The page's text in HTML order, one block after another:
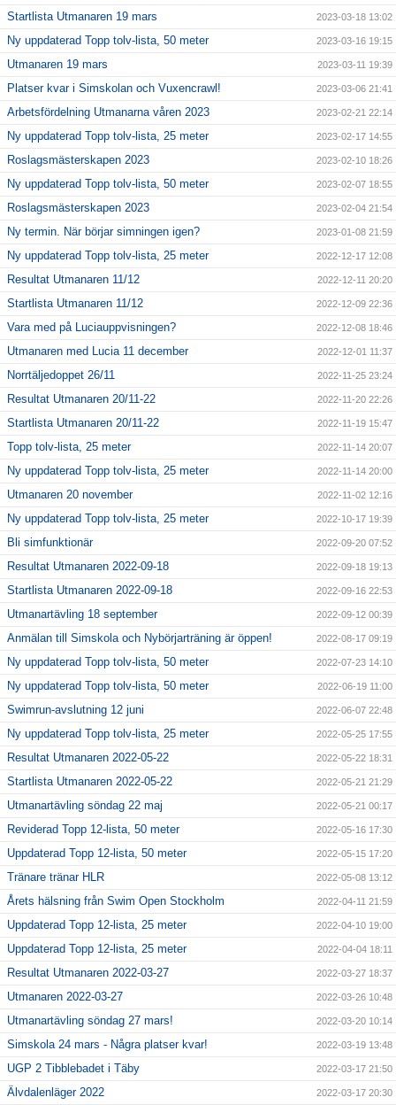
Startlista Utmanaren 19 mars 2023-03-18 13:02
Ny uppdaterad Topp tolv-lista, 50 meter 2023-03-16 19:15
Utmanaren 19 mars 2023-03-11 19:39
Platser kvar i Simskolan och Vuxencrawl! 2023-03-06 21:41
Arbetsfördelning Utmanarna våren 2023 2023-02-21 22:14
Ny uppdaterad Topp tolv-lista, 25 meter 2023-02-17 14:55
Roslagsmästerskapen 2023 2023-02-10 18:26
Ny uppdaterad Topp tolv-lista, 50 meter 2023-02-07 18:55
Roslagsmästerskapen 2023 2023-02-04 21:54
Ny termin. När börjar simningen igen? 2023-01-08 21:59
Ny uppdaterad Topp tolv-lista, 25 meter 2022-12-17 12:08
Resultat Utmanaren 11/12 2022-12-11 20:20
Startlista Utmanaren 11/12 2022-12-09 22:36
Vara med på Luciauppvisningen? 2022-12-08 18:46
Utmanaren med Lucia 11 december 2022-12-01 11:37
Norrtäljedoppet 26/11 2022-11-25 23:24
Resultat Utmanaren 20/11-22 2022-11-20 22:26
Startlista Utmanaren 20/11-22 2022-11-19 15:47
Topp tolv-lista, 25 meter 2022-11-14 20:07
Ny uppdaterad Topp tolv-lista, 25 meter 2022-11-14 20:00
Utmanaren 20 november 2022-11-02 12:16
Ny uppdaterad Topp tolv-lista, 25 meter 2022-10-17 19:39
Bli simfunktionär 2022-09-20 07:52
Resultat Utmanaren 2022-09-18 2022-09-18 19:13
Startlista Utmanaren 2022-09-18 2022-09-16 22:53
Utmanartävling 18 september 2022-09-12 00:39
Anmälan till Simskola och Nybörjarträning är öppen! 2022-08-17 09:19
Ny uppdaterad Topp tolv-lista, 50 meter 2022-07-23 14:10
Ny uppdaterad Topp tolv-lista, 50 meter 2022-06-19 11:00
Swimrun-avslutning 12 juni 2022-06-07 22:48
Ny uppdaterad Topp tolv-lista, 25 meter 2022-05-25 17:55
Resultat Utmanaren 2022-05-22 2022-05-22 18:31
Startlista Utmanaren 2022-05-22 2022-05-21 21:29
Utmanartävling söndag 22 maj 2022-05-21 00:17
Reviderad Topp 12-lista, 50 meter 2022-05-16 17:30
Uppdaterad Topp 12-lista, 50 meter 2022-05-15 17:20
Tränare tränar HLR 2022-05-08 13:12
Årets hälsning från Swim Open Stockholm 2022-04-11 21:59
Uppdaterad Topp 12-lista, 25 meter 2022-04-10 19:00
Uppdaterad Topp 12-lista, 25 meter 2022-04-04 18:11
Resultat Utmanaren 2022-03-27 2022-03-27 18:37
Utmanaren 2022-03-27 2022-03-26 10:48
Utmanartävling söndag 27 mars! 2022-03-20 10:14
Simskola 24 mars - Några platser kvar! 2022-03-19 13:48
UGP 2 Tibblebadet i Täby 2022-03-17 21:50
Älvdalenläger 2022 2022-03-17 20:30